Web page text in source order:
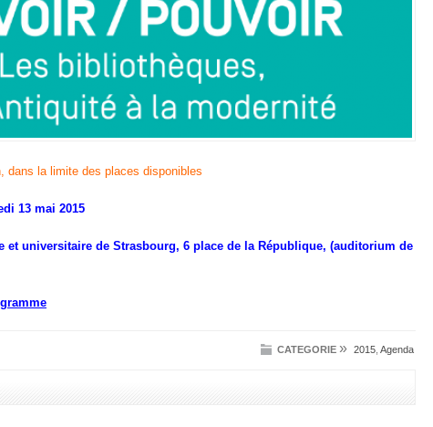
dans la limite des places disponibles
13 mai 2015
et universitaire de Strasbourg, 6 place de la République, (auditorium de
CATEGORIE » 2015 Agenda